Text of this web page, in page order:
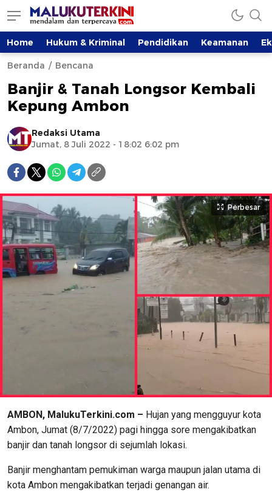
Home Hukum & Kriminal Pendidikan Keamanan
Beranda Bencana
Banjir & Tanah Longsor Kembali
Kepung Ambon
Redaksi Utama
Jumat, 8 Juli 2022 - 18:02 6:02 pm
Perbesar
AMBON, MalukuTerkini.com – Hujan yang mengguyur kota
Ambon, Jumat (8/7/2022) pagi hingga sore mengakibatkan
banjir dan tanah longsor di sejumlah lokasi.
Banjir menghantam pemukiman warga maupun jalan utama di
kota Ambon mengakibatkan terjadi genangan air.